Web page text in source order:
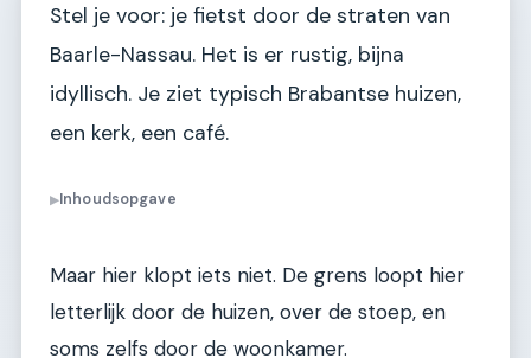
Stel je voor: je fietst door de straten van
Baarle-Nassau. Het is er rustig, bijna
idyllisch. Je ziet typisch Brabantse huizen,
een kerk, een café.
▶Inhoudsopgave
Maar hier klopt iets niet. De grens loopt hier
letterlijk door de huizen, over de stoep, en
soms zelfs door de woonkamer.